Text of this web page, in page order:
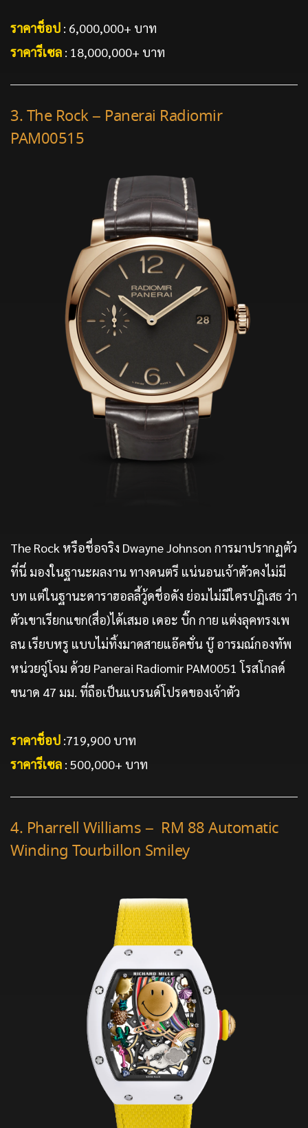
ราคาช็อป : 6,000,000+ บาท
ราคารีเซล : 18,000,000+ บาท
3. The Rock – Panerai Radiomir
PAM00515
The Rock หรือชื่อจริง Dwayne Johnson การมาปรากฏตัว
ที่นี่ มองในฐานะผลงาน ทางดนตรี แน่นอนเจ้าตัวคงไม่มี
บท แต่ในฐานะดาราฮอลลี้วู้ดชื่อดัง ย่อมไม่มีใครปฏิเสธ ว่า
ตัวเขาเรียกแขก(สื่อ)ได้เสมอ เดอะ บิ๊ก กาย แต่งลุคทรงเพ
ลน เรียบหรู แบบไม่ทิ้งมาดสายแอ๊คชั่น บู๊ อารมณ์กองทัพ
หน่วยจู่โจม ด้วย Panerai Radiomir PAM0051 โรสโกลด์
ขนาด 47 มม. ที่ถือเป็นแบรนด์โปรดของเจ้าตัว
ราคาช็อป :719,900 บาท
ราคารีเซล : 500,000+ บาท
4. Pharrell Williams – RM 88 Automatic
Winding Tourbillon Smiley